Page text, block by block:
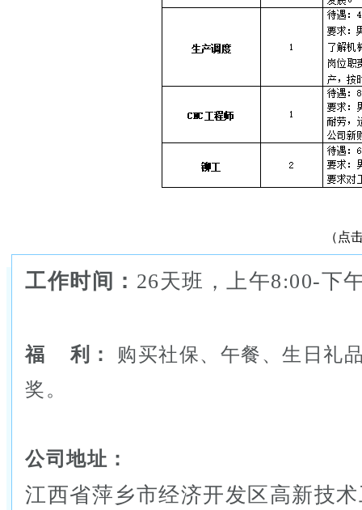
（点
工作时间： 26天班，上午8:00-下
福 利： 购买社保、午餐、生日礼
奖。
公司地址：
江西省萍乡市经济开发区高新技